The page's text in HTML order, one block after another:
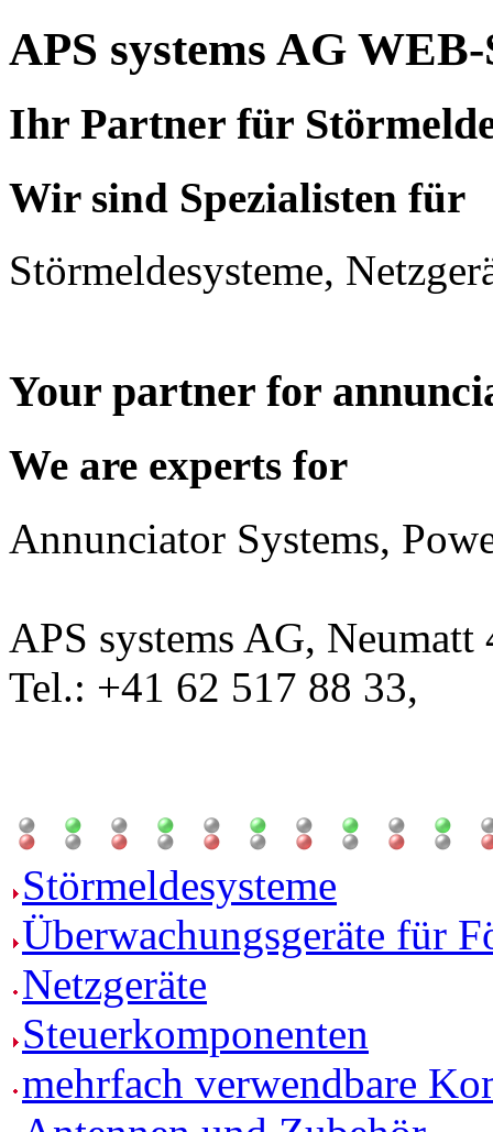
APS systems AG
Ihr Partner für
Wir sind Spezialisten für
Störmeldesysteme,
Your partner for
We are experts for
Annunciator Systems,
APS systems AG,
Tel.: +41 62 517 88 33,
Störmeldesysteme
Überwachungsgeräte für
Netzgeräte
Steuerkomponenten
mehrfach verwendbare